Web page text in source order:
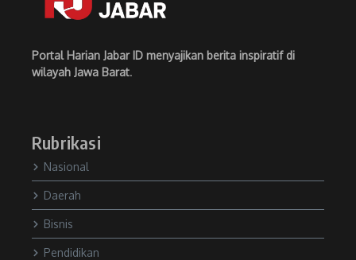
Portal Harian Jabar ID menyajikan berita inspiratif di
wilayah Jawa Barat.
Rubrikasi
Nasional
Daerah
Bisnis
Pendidikan